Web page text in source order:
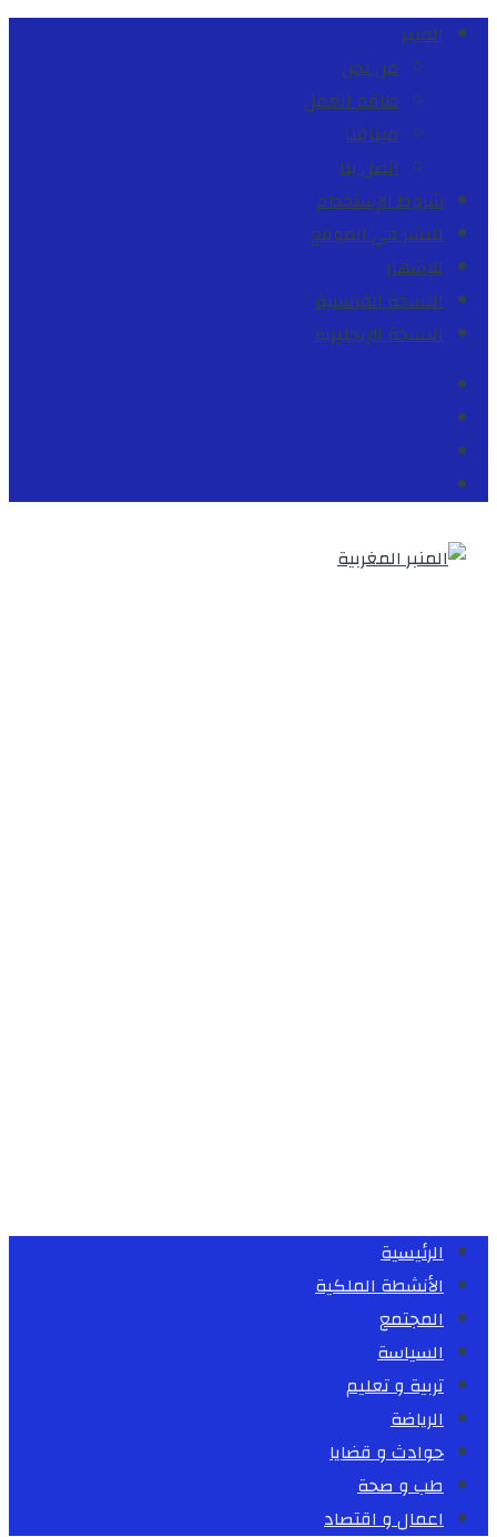
المنبر
من نحن
طاقم العمل
ميثاقنا
اتصل بنا
شروط الإستخدام
للنشر في الموقع
للإشهار
النسخة الفرنسية
النسخة الإنجليزية
الرئيسية
الأنشطة الملكية
المجتمع
السياسة
تربية و تعليم
الرياضة
حوادث و قضايا
طب و صحة
اعمال و اقتصاد